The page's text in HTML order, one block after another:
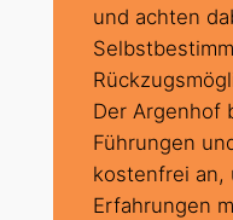
und achten
Der Argenhof
Führungen
kostenfrei an,
Erfahrungen